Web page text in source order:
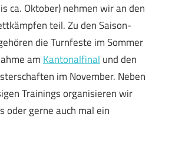
ca. Oktober) nehmen wir an den
teil. Zu den Saison-
die Turnfeste im Sommer
am Kantonalfinal und den
im November. Neben
Trainings organisieren wir
oder gerne auch mal ein